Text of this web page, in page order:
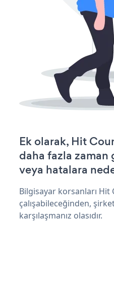
Ek olarak, Hit
daha fazla zaman
veya hatalara
Bilgisayar korsanları Hit
çalışabileceğinden,
karşılaşmanız olasıdır.